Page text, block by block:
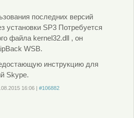
последних версий
установки SP3 Потребуется
файла kernel32.dll , он
WSB.
инструкцию для
Skype.
16:06 |#106882